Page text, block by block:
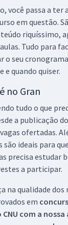
você passa a ter
em questão.
riquíssimo,
Tudo para
seu
e quando quiser.
no Gran
tudo o que
a publicação
ofertadas.
ideais para
precisa estudar
a participar.
na qualidade dos
em
com a nossa